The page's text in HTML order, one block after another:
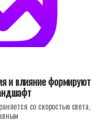
и влияние формируют
со скоростью света,